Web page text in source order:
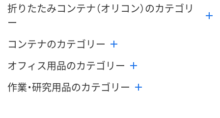
折りたたみコンテナ（オリコン）のカテゴリ
ー
コンテナのカテゴリー
オフィス用品のカテゴリー
作業・研究用品のカテゴリー